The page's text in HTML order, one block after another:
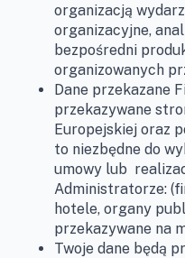
organizacją
organizacyjne,
bezpośredni
organizowanych
Dane przekazane
przekazywane
Europejskiej oraz
to niezbędne do
umowy lub
Administratorze:
hotele, organy
przekazywane na
Twoje dane będą